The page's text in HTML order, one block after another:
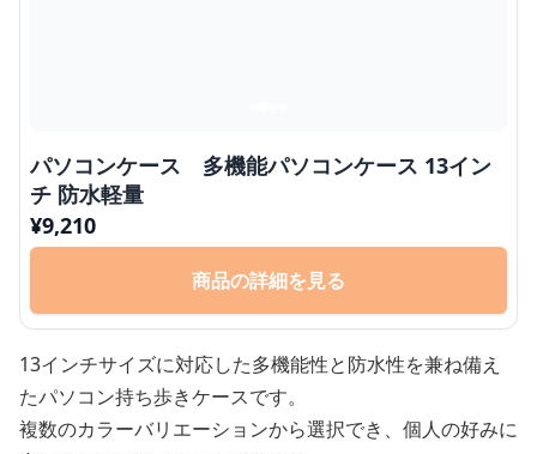
パソコンケース 多機能パソコンケース 13イン
チ 防水軽量
¥9,210
商品の詳細を見る
13インチサイズに対応した多機能性と防水性を兼ね備え
たパソコン持ち歩きケースです。
複数のカラーバリエーションから選択でき、個人の好みに